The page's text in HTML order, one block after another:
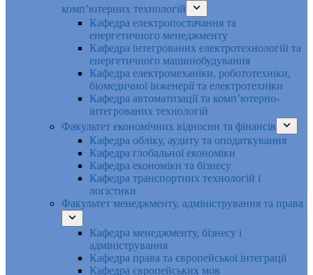
комп’ютерних технологій
Кафедра електропостачання та
енергетичного менеджменту
Кафедра інтегрованих електротехнологій та
енергетичного машинобудування
Кафедра електромеханіки, робототехніки,
біомедичної інженерії та електротехніки
Кафедра автоматизації та комп’ютерно-
інтегрованих технологій
Факультет економічних відносин та фінансів
Кафедра обліку, аудиту та оподаткування
Кафедра глобальної економіки
Кафедра економіки та бізнесу
Кафедра транспортних технологій і
логістики
Факультет менеджменту, адміністрування та права
Кафедра менеджменту, бізнесу і
адміністрування
Кафедра права та європейської інтеграції
Кафедра європейських мов